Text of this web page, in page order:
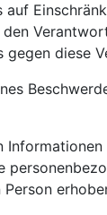
auf
gegen diese